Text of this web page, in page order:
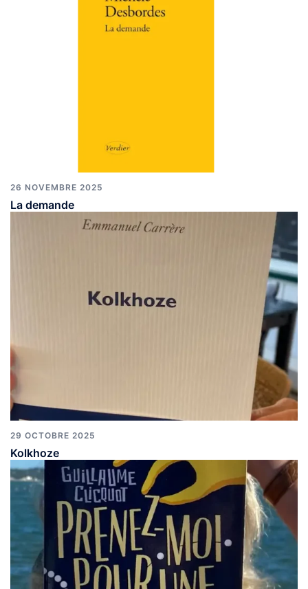
26 NOVEMBRE 2025
La demande
29 OCTOBRE 2025
Kolkhoze